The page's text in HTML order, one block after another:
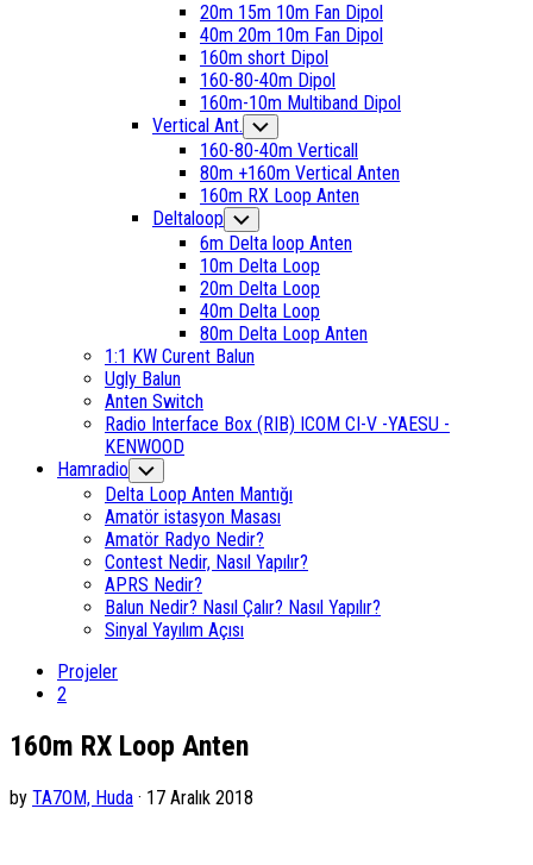
20m 15m 10m Fan Dipol
40m 20m 10m Fan Dipol
160m short Dipol
160-80-40m Dipol
160m-10m Multiband Dipol
Current
Page
Parent
Vertical Ant. Toggle
Child
Menu
160-80-40m Verticall
80m +160m Vertical Anten
Current
Page:
160m RX Loop Anten
Deltaloop Toggle
Child
Menu
6m Delta loop Anten
10m Delta Loop
20m Delta Loop
40m Delta Loop
80m Delta Loop Anten
1:1 KW Curent Balun
Ugly Balun
Anten Switch
Radio Interface Box (RIB) ICOM CI-V -YAESU -
KENWOOD
Hamradio Toggle
Child
Menu
Delta Loop Anten Mantığı
Amatör istasyon Masası
Amatör Radyo Nedir?
Contest Nedir, Nasıl Yapılır?
APRS Nedir?
Balun Nedir? Nasıl Çalır? Nasıl Yapılır?
Sinyal Yayılım Açısı
Projeler
2
160m RX Loop Anten
by TA7OM, Huda · 17 Aralık 2018